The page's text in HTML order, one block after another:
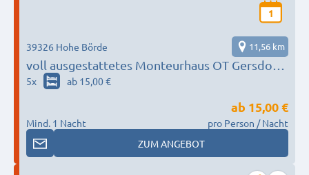
1
voll ausgestattetes Monteurhaus OT Gersdorf
nahe Magdeburg
39326 Hohe Börde 11,56 km
5x ab 15,00 €
Mind. 1 Nacht
ab 15,00 €
pro Person / Nacht
ZUM ANGEBOT